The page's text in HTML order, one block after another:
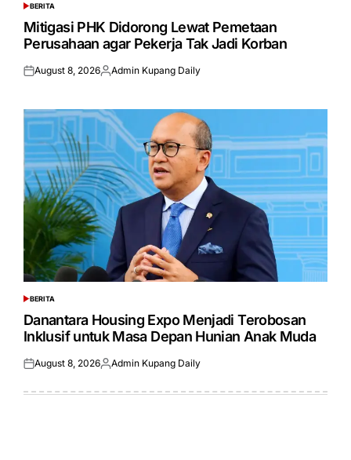
POSTED
IN
BERITA
Mitigasi PHK Didorong Lewat Pemetaan
Perusahaan agar Pekerja Tak Jadi Korban
Posted
August 8, 2026Posted
Admin Kupang Daily
POSTED
IN
BERITA
Danantara Housing Expo Menjadi Terobosan
Inklusif untuk Masa Depan Hunian Anak Muda
Posted
August 8, 2026Posted
Admin Kupang Daily